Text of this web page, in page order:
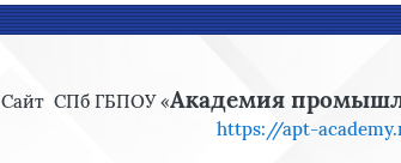
Сайт СПб ГБПОУ «Академия
https://apt-